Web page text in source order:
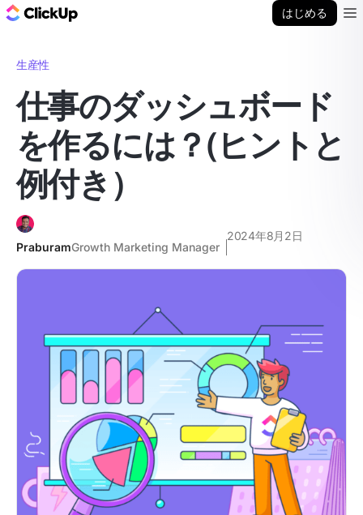
はじめる
生産性
仕事のダッシュボード
を作るには？(ヒントと
例付き）
PraburamGrowth Marketing Manager
2024年8月2日